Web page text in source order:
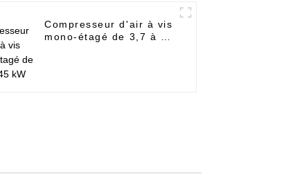
Compresseur d'air à vis
mono-étagé de 3,7 à 45